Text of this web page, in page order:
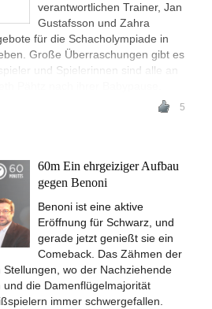
verantwortlichen Trainer, Jan
Gustafsson und Zahra
für die Schacholympiade in
Große Überraschungen gibt es
und Spielerinnen sind alle an
5
60m Ein ehrgeiziger Aufbau
gegen Benoni
Benoni ist eine aktive
Eröffnung für Schwarz, und
gerade jetzt genießt sie ein
Comeback. Das Zähmen der
wo der Nachziehende
die Damenflügelmajorität
immer schwergefallen.